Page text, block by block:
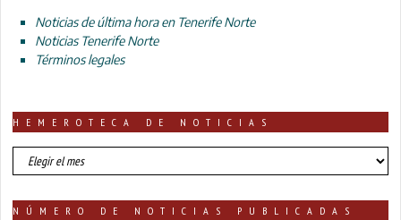
Noticias de última hora en Tenerife Norte
Noticias Tenerife Norte
Términos legales
HEMEROTECA DE NOTICIAS
HEMEROTECA
DE
NÚMERO DE NOTICIAS PUBLICADAS